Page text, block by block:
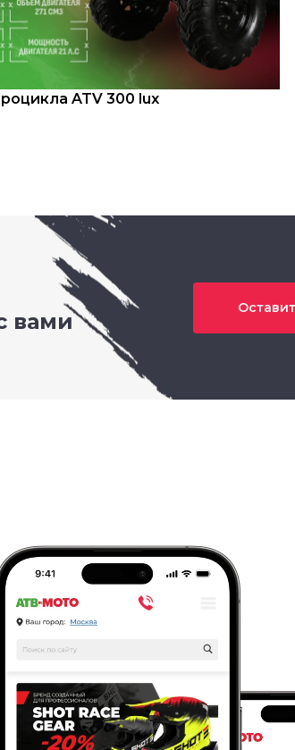
ATV 300 lux
вами